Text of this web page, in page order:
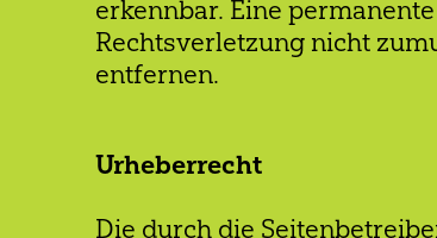
erkennbar. Eine
Rechtsverletzung nicht
entfernen.
Urheberrecht
Die durch die